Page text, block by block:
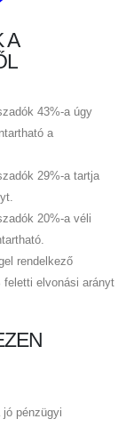
A
43%-a úgy
a
29%-a tartja
20%-a véli
rendelkező
feletti elvonási arányt
pénzügyi